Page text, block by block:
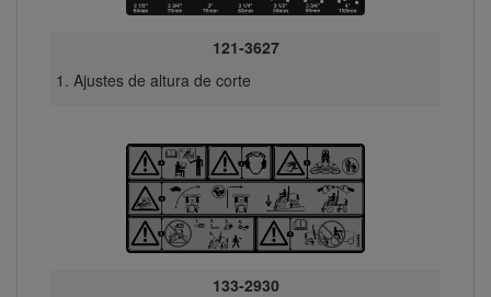
121-3627
Ajustes de altura de corte
133-2930